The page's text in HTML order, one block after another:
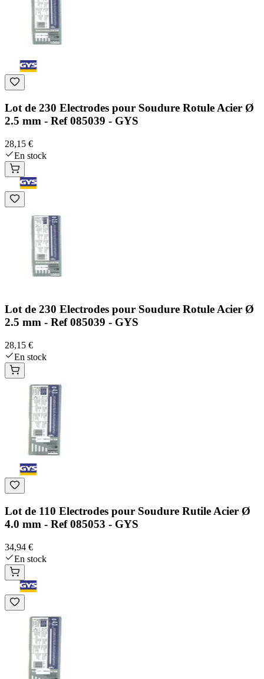
Lot de 230 Electrodes pour Soudure Rotule Acier Ø
2.5 mm - Ref 085039 - GYS
28,15 €
En stock
Lot de 230 Electrodes pour Soudure Rotule Acier Ø
2.5 mm - Ref 085039 - GYS
28,15 €
En stock
Lot de 110 Electrodes pour Soudure Rutile Acier Ø
4.0 mm - Ref 085053 - GYS
34,94 €
En stock